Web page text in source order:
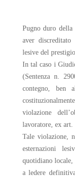
Pugno duro
aver
lesive del
In tal caso i
(Sentenza n.
contegno,
violazione
lavoratore, ex art.
Tale violazione,
esternazioni
quotidiano locale,
a ledere